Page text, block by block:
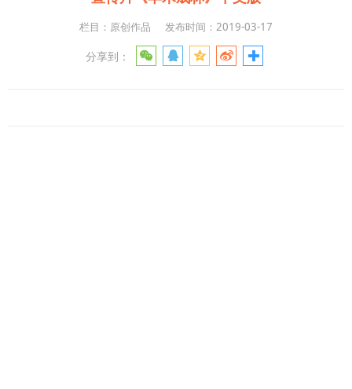
栏目：原创作品 发布时间：2019-03-17
分享到：